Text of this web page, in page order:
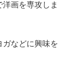
画を専攻しま
ガなどに興味を